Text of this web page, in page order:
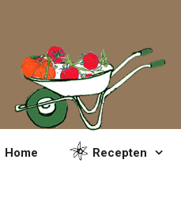
Home Recepten